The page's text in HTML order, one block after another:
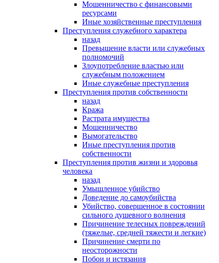
Мошенничество с финансовыми
ресурсами
Иные хозяйственные преступления
Преступления служебного характера
назад
Превышение власти или служебных
полномочий
Злоупотребление властью или
служебным положением
Иные служебные преступления
Преступления против собственности
назад
Кража
Растрата имущества
Мошенничество
Вымогательство
Иные преступления против
собственности
Преступления против жизни и здоровья
человека
назад
Умышленное убийство
Доведение до самоубийства
Убийство, совершенное в состоянии
сильного душевного волнения
Причинение телесных повреждений
(тяжелые, средней тяжести и легкие)
Причинение смерти по
неосторожности
Побои и истязания